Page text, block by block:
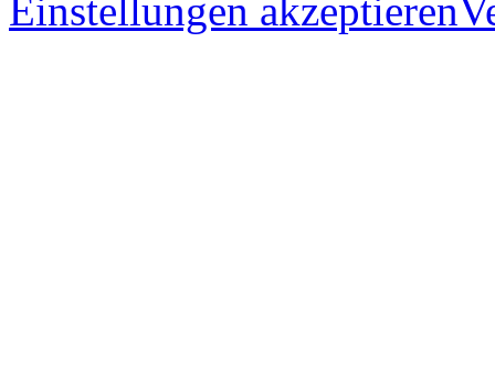
Einstellungen akzeptieren